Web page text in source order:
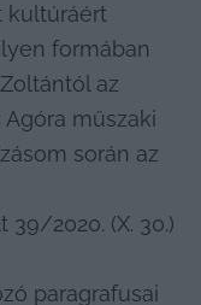
kultúráért
formában
az
Agóra műszaki
során az